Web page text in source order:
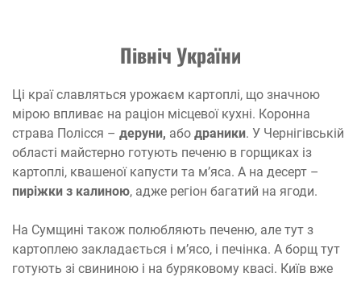
Північ України
Ці краї славляться урожаєм картоплі, що значною
мірою впливає на раціон місцевої кухні. Коронна
страва Полісся – деруни, або драники. У Чернігівській
області майстерно готують печеню в горщиках із
картоплі, квашеної капусти та м’яса. А на десерт –
пиріжки з калиною, адже регіон багатий на ягоди.
На Сумщині також полюбляють печеню, але тут з
картоплею закладається і м’ясо, і печінка. А борщ тут
готують зі свининою і на буряковому квасі. Київ вже